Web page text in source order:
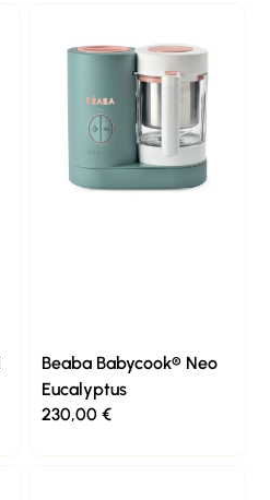
Beaba Babycook® Neo
Eucalyptus
230,00 €